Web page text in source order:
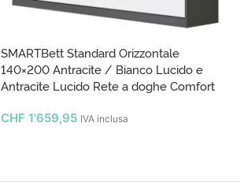
SMARTBett Standard Orizzontale
140×200 Antracite / Bianco Lucido e
Antracite Lucido Rete a doghe Comfort
CHF 1'659,95 IVA inclusa